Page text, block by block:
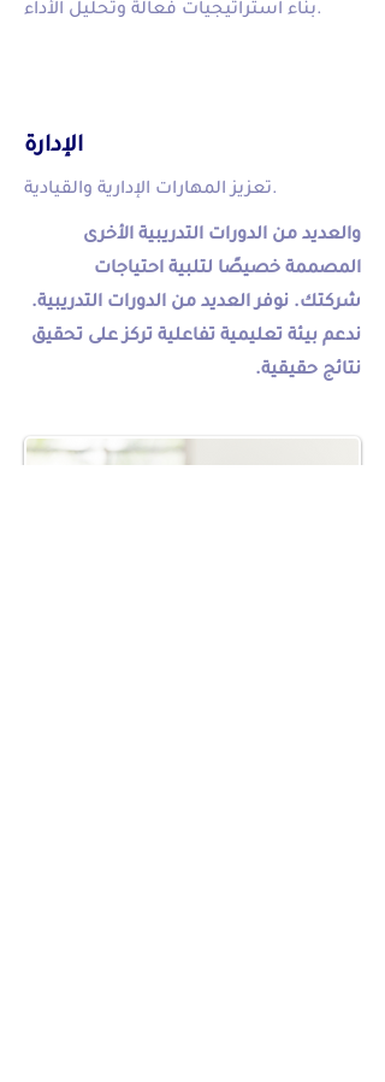
بناء استراتيجيات فعالة وتحليل الأداء.
الإدارة
تعزيز المهارات الإدارية والقيادية.
والعديد من الدورات التدريبية الأخرى
المصممة خصيصًا لتلبية احتياجات
شركتك. نوفر العديد من الدورات التدريبية.
ندعم بيئة تعليمية تفاعلية تركز على تحقيق
نتائج حقيقية.